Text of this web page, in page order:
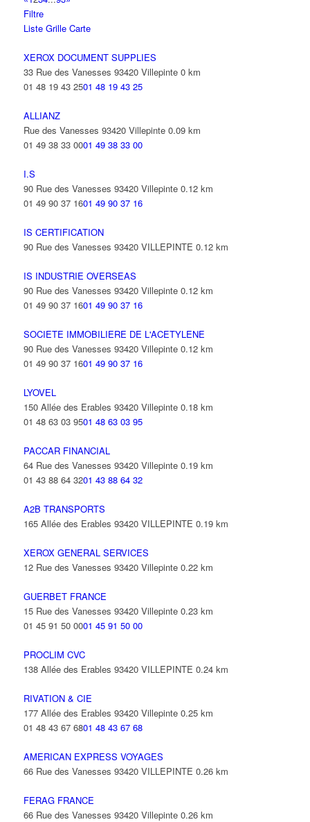
Filtre
Liste Grille Carte
XEROX DOCUMENT SUPPLIES
33 Rue des Vanesses 93420 Villepinte 0 km
01 48 19 43 2501 48 19 43 25
ALLIANZ
Rue des Vanesses 93420 Villepinte 0.09 km
01 49 38 33 0001 49 38 33 00
I.S
90 Rue des Vanesses 93420 Villepinte 0.12 km
01 49 90 37 1601 49 90 37 16
IS CERTIFICATION
90 Rue des Vanesses 93420 VILLEPINTE 0.12 km
IS INDUSTRIE OVERSEAS
90 Rue des Vanesses 93420 Villepinte 0.12 km
01 49 90 37 1601 49 90 37 16
SOCIETE IMMOBILIERE DE L'ACETYLENE
90 Rue des Vanesses 93420 Villepinte 0.12 km
01 49 90 37 1601 49 90 37 16
LYOVEL
150 Allée des Erables 93420 Villepinte 0.18 km
01 48 63 03 9501 48 63 03 95
PACCAR FINANCIAL
64 Rue des Vanesses 93420 Villepinte 0.19 km
01 43 88 64 3201 43 88 64 32
A2B TRANSPORTS
165 Allée des Erables 93420 VILLEPINTE 0.19 km
XEROX GENERAL SERVICES
12 Rue des Vanesses 93420 Villepinte 0.22 km
GUERBET FRANCE
15 Rue des Vanesses 93420 Villepinte 0.23 km
01 45 91 50 0001 45 91 50 00
PROCLIM CVC
138 Allée des Erables 93420 VILLEPINTE 0.24 km
RIVATION & CIE
177 Allée des Erables 93420 Villepinte 0.25 km
01 48 43 67 6801 48 43 67 68
AMERICAN EXPRESS VOYAGES
66 Rue des Vanesses 93420 VILLEPINTE 0.26 km
FERAG FRANCE
66 Rue des Vanesses 93420 Villepinte 0.26 km